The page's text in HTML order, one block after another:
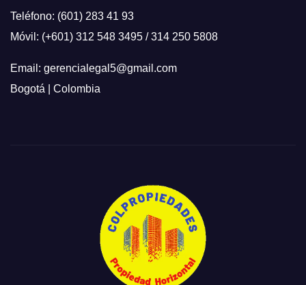
Teléfono: (601) 283 41 93
Móvil: (+601) 312 548 3495 / 314 250 5808
Email: gerencialegal5@gmail.com
Bogotá | Colombia